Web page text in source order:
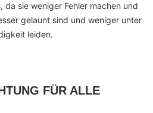
da sie weniger Fehler machen und
gelaunt sind und weniger unter
leiden.
FÜR ALLE